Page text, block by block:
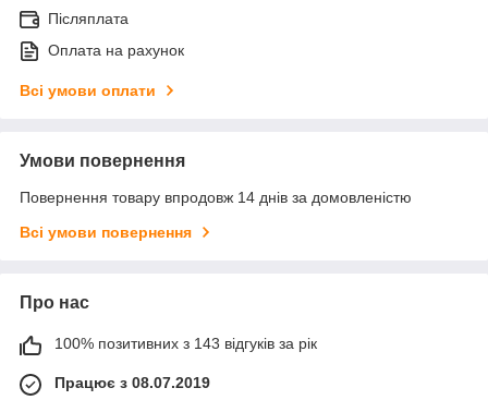
Післяплата
Оплата на рахунок
Всі умови оплати
Умови повернення
Повернення товару впродовж 14 днів за домовленістю
Всі умови повернення
Про нас
100% позитивних з 143 відгуків за рік
Працює з 08.07.2019